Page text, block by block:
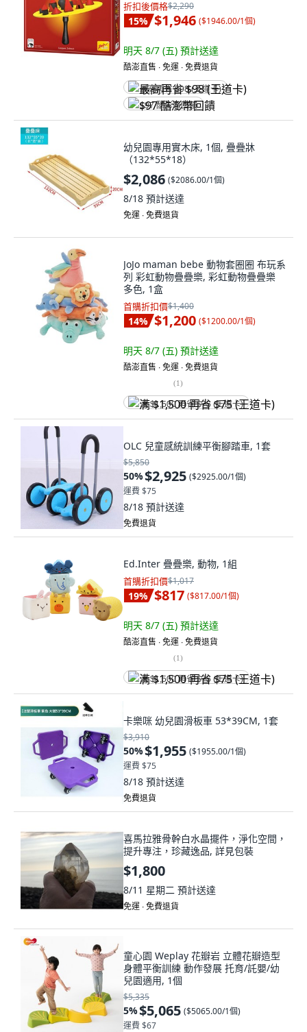
折扣後價格$2,290
15% $1,946 ($1946.00/1個)
明天 8/7 (五) 預計送達
酷澎直售 ∙ 免運 ∙ 免費退貨
最高再省 $98 (王道卡)
$97 酷澎幣回饋
幼兒園專用實木床, 1個, 疊疊牀
（132*55*18）
$2,086 ($2086.00/1個)
8/18 預計送達
免運 ∙ 免費退貨
JoJo maman bebe 動物套圈圈 布玩系
列 彩虹動物疊疊樂, 彩虹動物疊疊樂
多色, 1盒
首購折扣價$1,400
14% $1,200 ($1200.00/1個)
明天 8/7 (五) 預計送達
酷澎直售 ∙ 免運 ∙ 免費退貨
(1)
满 $1,500 再省 $75 (王道卡)
OLC 兒童感統訓練平衡腳踏車, 1套
$5,850
50%$2,925 ($2925.00/1個)
運費 $75
8/18 預計送達
免費退貨
Ed.Inter 疊疊樂, 動物, 1組
首購折扣價$1,017
19% $817 ($817.00/1個)
明天 8/7 (五) 預計送達
酷澎直售 ∙ 免運 ∙ 免費退貨
(1)
满 $1,500 再省 $75 (王道卡)
卡樂咪 幼兒園滑板車 53*39CM, 1套
$3,910
50%$1,955 ($1955.00/1個)
運費 $75
8/18 預計送達
免費退貨
喜馬拉雅骨幹白水晶擺件，淨化空間，
提升專注，珍藏逸品, 詳見包裝
$1,800
8/11 星期二 預計送達
免運 ∙ 免費退貨
童心園 Weplay 花瓣岩 立體花瓣造型
身體平衡訓練 動作發展 托育/託嬰/幼
兒園適用, 1個
$5,335
5%$5,065 ($5065.00/1個)
運費 $67